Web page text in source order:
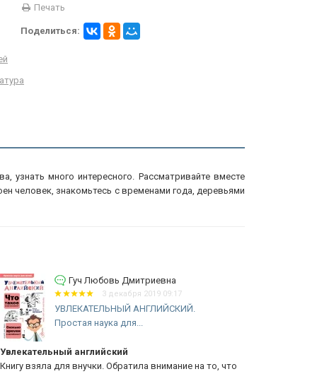
Печать
Поделиться:
много интересного. Рассматривайте вместе
человек, знакомьтесь с временами года, деревьями
Гуч Любовь Дмитриевна
3 декабря 2019 09:17
УВЛЕКАТЕЛЬНЫЙ АНГЛИЙСКИЙ.
Простая наука для...
английский
взяла для внучки. Обратила внимание на то, что